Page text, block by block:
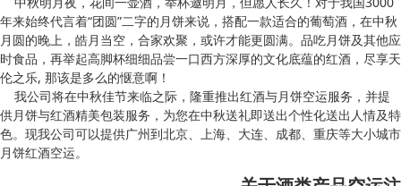
年来始终代言着“团圆”二字的月饼来说，搭配一款适合的葡萄酒，在中秋
月圆的晚上，皓月当空，合家欢聚，或许才能更圆满。品吃月饼及其他应
时食品，再举起高脚杯细细品尝一口西方深厚的文化底蕴的红酒，尽享天
伦之乐, 那该是多么的惬意啊！
我公司将在中秋佳节来临之际，隆重推出红酒与月饼空运服务，并提
供月饼与红酒精美包装服务，为您在中秋送礼即送出个性化送出人情及特
色。现我公司可以提供广州到北京、上海、大连、成都、重庆等大小城市
月饼红酒空运。